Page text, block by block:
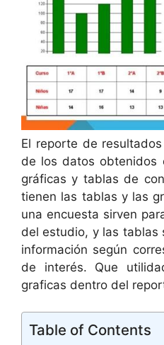
El reporte de
de los datos obtenidos
gráficas y tablas de
tienen las tablas y las
una encuesta sirven
del estudio, y las tablas
información según
de interés. Que
graficas dentro del
Table of Contents